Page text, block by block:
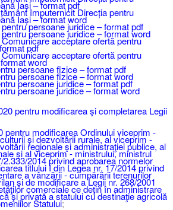
Iași – format pdf
împuternicit Direcția pentru
Iași – format word
persoane juridice – format pdf
persoane juridice – format word
acceptare ofertă pentru
pdf
acceptare ofertă pentru
word
persoane fizice – format pdf
persoane fizice – format word
persoane juridice – format pdf
persoane juridice – format word
pentru modificarea şi completarea Legii
pentru modificarea Ordinului viceprim -
şi dezvoltării rurale, al viceprim -
regionale şi administraţiei publice, al
şi al viceprim - ministrului, ministrul
2014 privind aprobarea normelor
titlului I din Legea nr. 17/2014 privind
a vânzării - cumpărării terenurilor
şi de modificare a Legii nr. 268/2001
comerciale ce deţin în administrare
şi privată a statului cu destinaţie agricolă
Statului;